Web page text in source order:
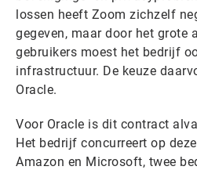
lossen heeft Zoom zichzelf
gegeven, maar door het grote
gebruikers moest het bedrijf
infrastructuur. De keuze
Oracle.
Voor Oracle is dit contract
Het bedrijf concurreert op
Amazon en Microsoft, twee